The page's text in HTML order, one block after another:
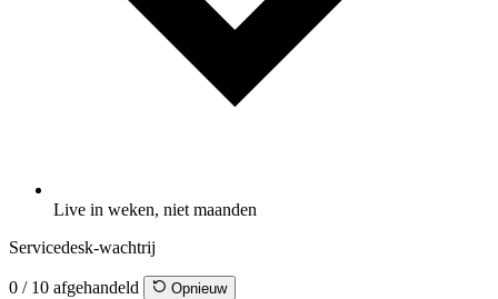
Live in weken, niet maanden
Servicedesk-wachtrij
0 / 10 afgehandeld Opnieuw